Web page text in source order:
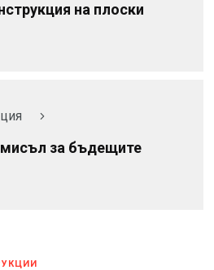
на плоски
за бъдещите